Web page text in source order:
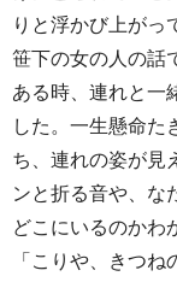
りと浮かび上がっ
笹下の女の人の話
ある時、連れと一
した。一生懸命た
ち、連れの姿が見
ンと折る音や、な
どこにいるのかわ
「こりや、きつね